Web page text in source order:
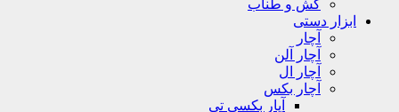
کش و طناب
ابزار دستی
آچار
آچار آلن
آچار ال
آچار بکس
آپار بکسی تی